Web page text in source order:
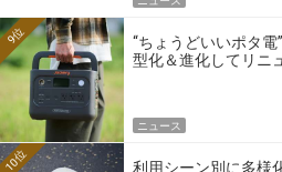
“ちょうどいいポタ
型化＆進化してリニ
9位
ニュース
利用シーン別に多様
10位